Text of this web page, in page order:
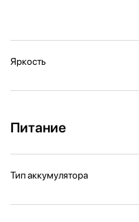
Яркость
Питание
Тип аккумулятора